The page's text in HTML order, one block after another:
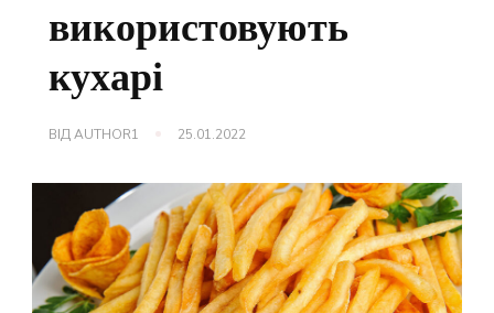
використовують
кухарі
ВІДAUTHOR1 25.01.2022